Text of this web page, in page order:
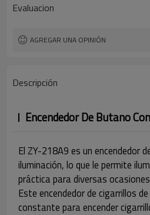
Evaluacion
AGREGAR UNA OPINIÓN
Descripción
Encendedor De Butano
El ZY-218A9 es un encendedor
iluminación, lo que le permite
práctica para diversas
Este encendedor de cigarrillos
constante para encender